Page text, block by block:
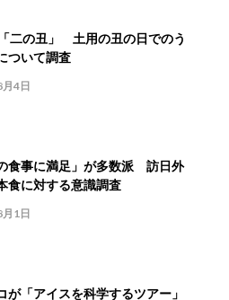
二の丑」 土用の丑の日でのう
ついて調査
4日
食事に満足」が多数派 訪日外
食に対する意識調査
1日
が「アイスを科学するツアー」